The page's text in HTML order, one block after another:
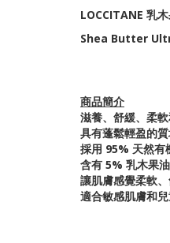
LOCCITANE 乳
Shea Butter
商品簡介
滋養、舒緩、柔
具有蓬鬆輕盈的
採用 95% 天然有
含有 5% 乳木果
讓肌膚感覺柔軟
適合敏感肌膚和